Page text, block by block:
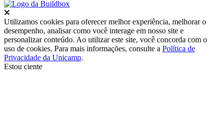
Utilizamos cookies para oferecer melhor experiência, melhorar o
desempenho, analisar como você interage em nosso site e
personalizar conteúdo. Ao utilizar este site, você concorda com o
uso de cookies. Para mais informações, consulte a Política de
Privacidade da Unicamp.
Estou ciente